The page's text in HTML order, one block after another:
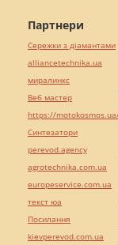
Партнери
Сережки з діамантами
alliancetechnika.ua
миралинкс
Веб мастер
https://
Синтезатори
perevod.agency
agrotechnika.com.ua
europeservice.com.ua
текст юа
Посилання
kievperevod.com.ua